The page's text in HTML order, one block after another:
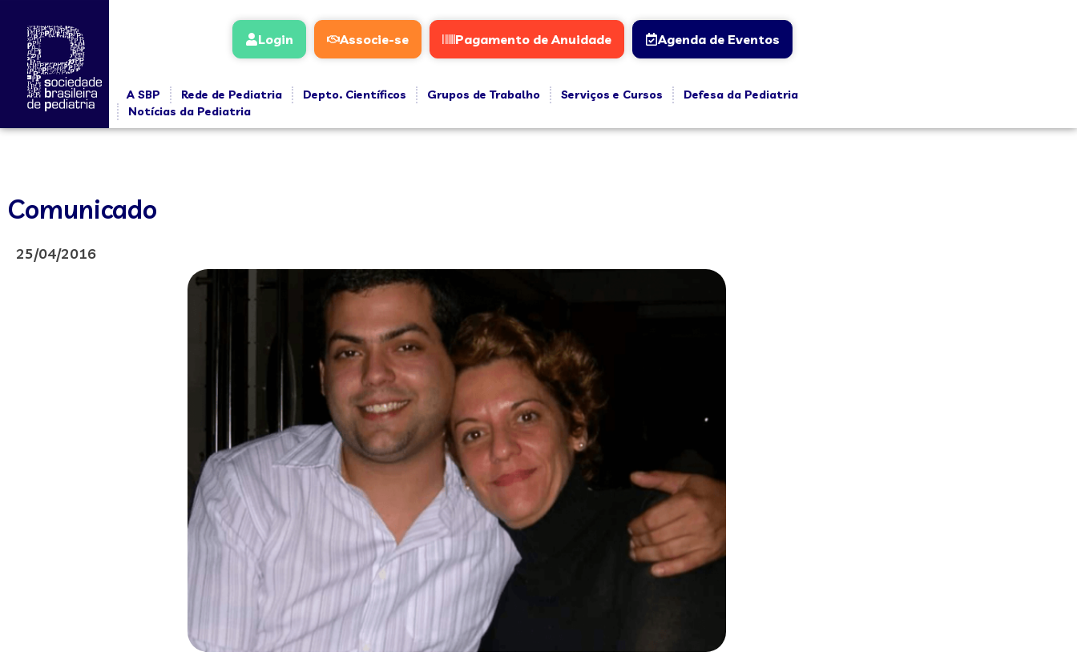
Login Associe-se Pagamento de Anuidade Agenda de Eventos
A SBP Rede de Pediatria Depto. Científicos Grupos de Trabalho Serviços e Cursos
Defesa da Pediatria
Notícias da Pediatria
Comunicado
25/04/2016